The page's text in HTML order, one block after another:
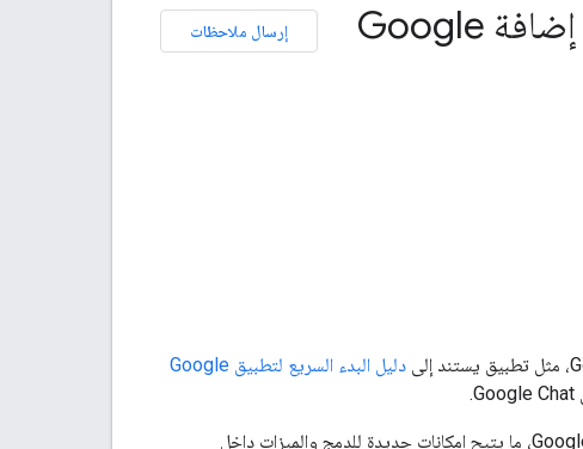
إرسال ملاحظات
تحويل تطبيق تفاعلي في Google Chat إلى إضافة Google
دليل البدء السريع لتطبيق Google
من خلال التحويل، يمكن لتطبيق Google Chat استخدام إطار عمل إضافات Google Workspace، ما يتيح إمكانات جديدة للدمج والميزات داخل